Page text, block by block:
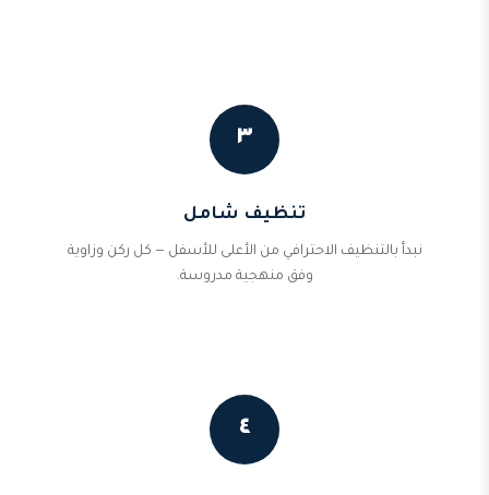
٣
تنظيف شامل
نبدأ بالتنظيف الاحترافي من الأعلى للأسفل — كل ركن وزاوية
وفق منهجية مدروسة.
٤